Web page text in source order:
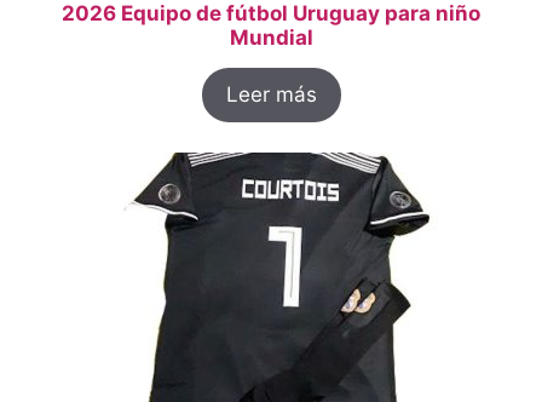
2026 Equipo de fútbol Uruguay para niño
Mundial
Leer más